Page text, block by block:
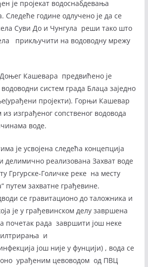
је пројекат водоснабдевања
Следеће године одлучено је да се
Суви До и Чунгула реши тако што
прикључити на водоводну мрежу
Кашевара предвићено је
систем града Блаца заједно
пројекти). Горњи Кашевар
изграђеног сопственог водовода
воде.
је усвојена следећа концепција
делимично реализована Захват воде
Гргурске-Голичке реке на месту
путем захватне грађевине.
се гравитационо до таложника и
је у грађевинском делу завршена
почетак рада завршити још неке
и
још није у фунцији) , вода се
урађеним цевоводом од ПВЦ